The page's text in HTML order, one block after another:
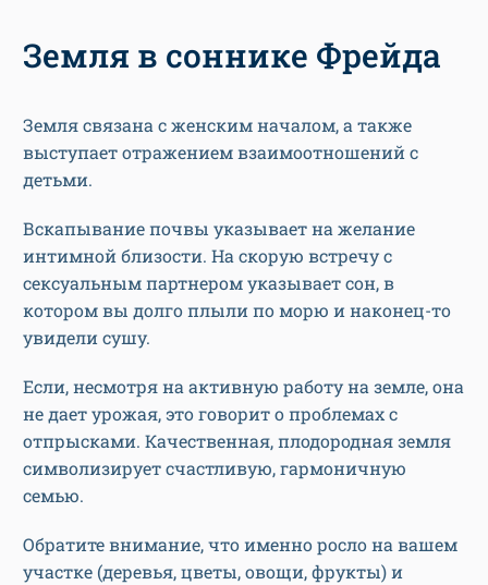
Земля в соннике Фрейда
Земля связана с женским началом, а также
выступает отражением взаимоотношений с
детьми.
Вскапывание почвы указывает на желание
интимной близости. На скорую встречу с
сексуальным партнером указывает сон, в
котором вы долго плыли по морю и наконец-то
увидели сушу.
Если, несмотря на активную работу на земле, она
не дает урожая, это говорит о проблемах с
отпрысками. Качественная, плодородная земля
символизирует счастливую, гармоничную
семью.
Обратите внимание, что именно росло на вашем
участке (деревья, цветы, овощи, фрукты) и